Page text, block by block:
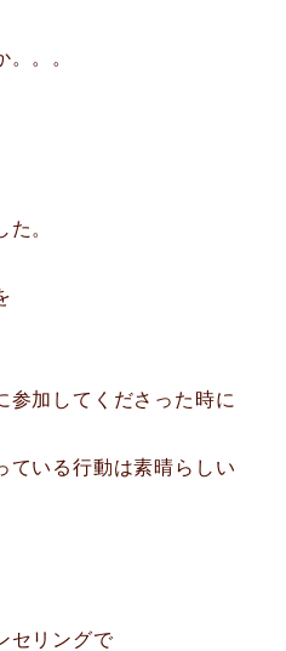
。。
。
参加してくださった時に
ている行動は素晴らしい
セリングで